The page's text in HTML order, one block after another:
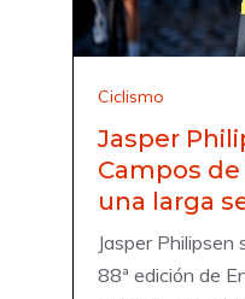
Ciclismo
Jasper
Campos
una larga
Jasper Philipsen
88ª edición de